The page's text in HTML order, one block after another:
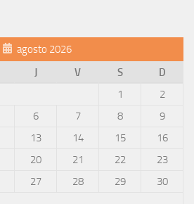
agosto 2026
J V S
D
1
2
6 7 8
9
13 14 15
16
20 21 22
23
27 28 29
30